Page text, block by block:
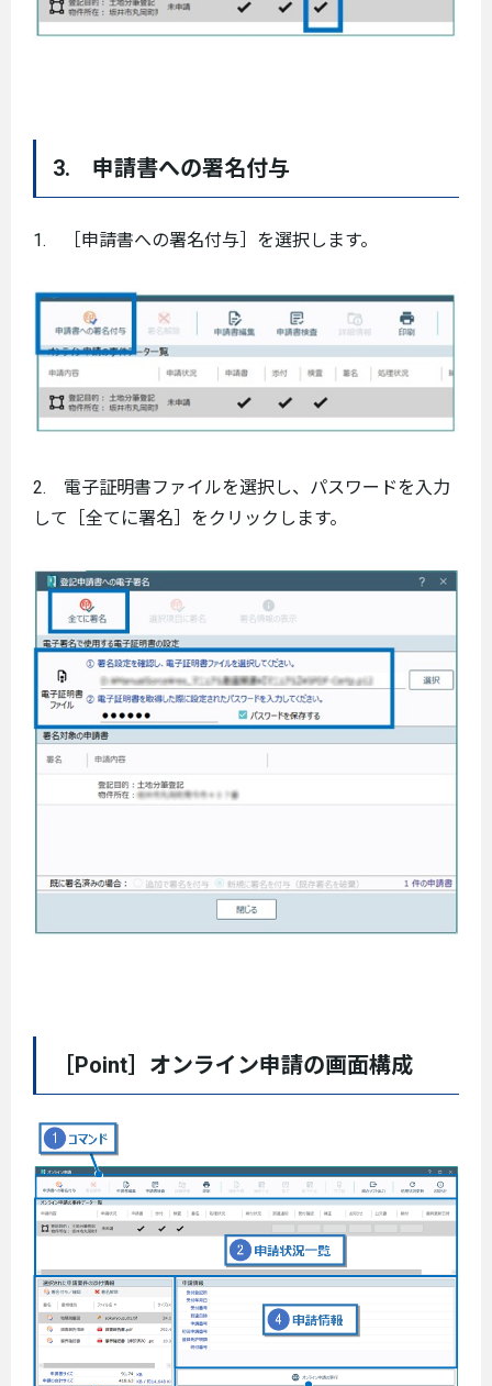
3. 申請書への署名付与
1. ［申請書への署名付与］を選択します。
2. 電子証明書ファイルを選択し、パスワードを入力
して［全てに署名］をクリックします。
［Point］オンライン申請の画面構成